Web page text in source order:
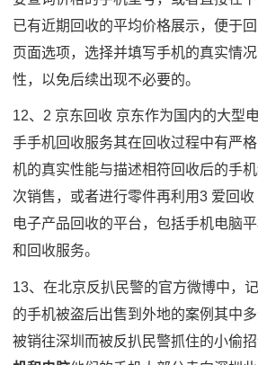
已有近期回收的平均价格展示，便于
页面选项，选择并填写手机的真实情
性，以免后续出现不必要的。
12、2 京东回收 京东作为国内的大型
手手机回收服务其在回收过程中有严
机的真实性能与描述相符回收后的手
次销售，或者进行零件再利用3 爱回
电子产品回收的平台，包括手机电脑
和回收服务。
13、在北京反扒民警的官方微博中，
的手机被盗后出售到外地的案例其中
被销往深圳而被反扒民警抓住的小偷招